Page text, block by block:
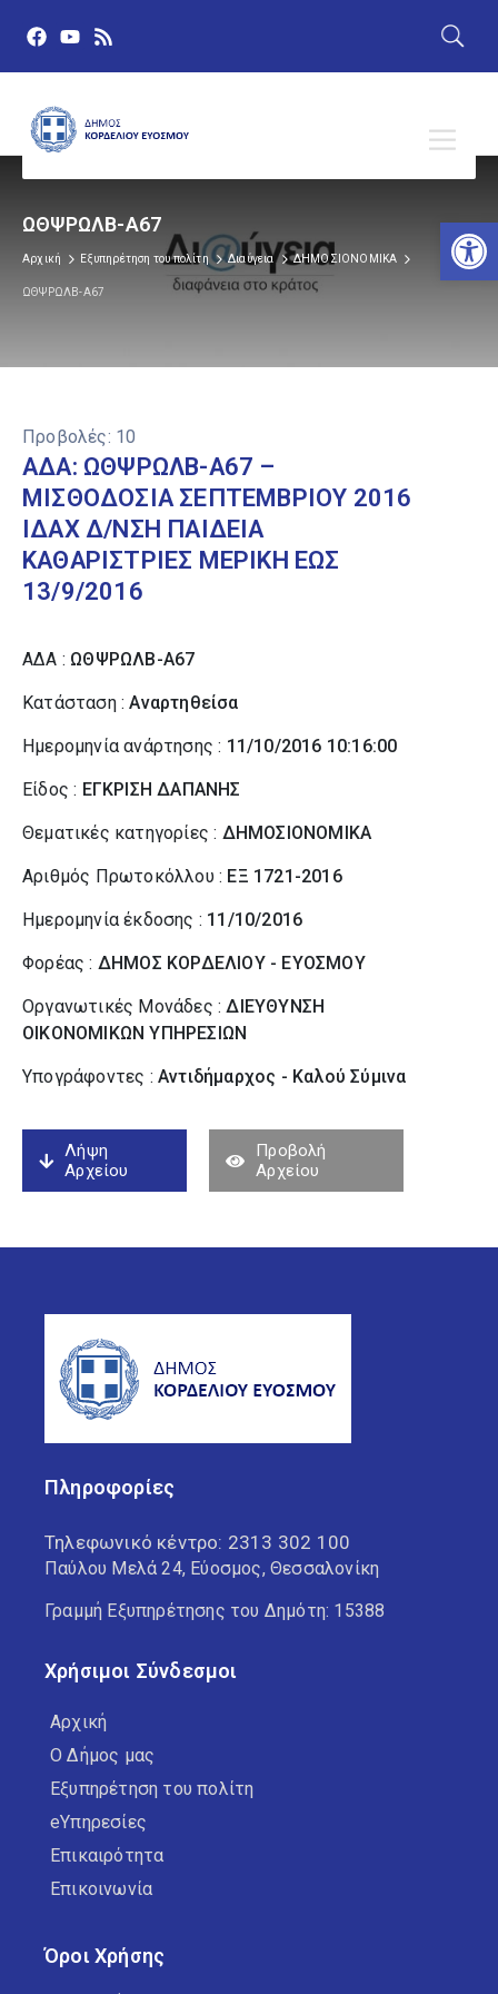
ΩΘΨΡΩΛΒ-Α67
Αρχική Εξυπηρέτηση του πολίτη Διαύγεια ΔΗΜΟΣΙΟΝΟΜΙΚΑ
ΩΘΨΡΩΛΒ-Α67
Προβολές: 10
ΑΔΑ: ΩΘΨΡΩΛΒ-Α67 –
ΜΙΣΘΟΔΟΣΙΑ ΣΕΠΤΕΜΒΡΙΟΥ 2016
ΙΔΑΧ Δ/ΝΣΗ ΠΑΙΔΕΙΑ
ΚΑΘΑΡΙΣΤΡΙΕΣ ΜΕΡΙΚΗ ΕΩΣ
13/9/2016
ΑΔΑ : ΩΘΨΡΩΛΒ-Α67
Κατάσταση :Αναρτηθείσα
Ημερομηνία ανάρτησης : 11/10/2016 10:16:00
Είδος : ΕΓΚΡΙΣΗ ΔΑΠΑΝΗΣ
Θεματικές κατηγορίες : ΔΗΜΟΣΙΟΝΟΜΙΚΑ
Αριθμός Πρωτοκόλλου : ΕΞ 1721-2016
Ημερομηνία έκδοσης : 11/10/2016
Φορέας : ΔΗΜΟΣ ΚΟΡΔΕΛΙΟΥ - ΕΥΟΣΜΟΥ
Οργανωτικές Μονάδες :ΔΙΕΥΘΥΝΣΗ
ΟΙΚΟΝΟΜΙΚΩΝ ΥΠΗΡΕΣΙΩΝ
Υπογράφοντες : Αντιδήμαρχος - Καλού Σύµινα
Λήψη
Αρχείου
Προβολή
Αρχείου
Πληροφορίες
Τηλεφωνικό κέντρο: 2313 302 100
Παύλου Μελά 24, Εύοσμος, Θεσσαλονίκη
Γραμμή Εξυπηρέτησης του Δημότη: 15388
Χρήσιμοι Σύνδεσμοι
Αρχική
Ο Δήμος μας
Εξυπηρέτηση του πολίτη
eΥπηρεσίες
Επικαιρότητα
Επικοινωνία
Όροι Χρήσης